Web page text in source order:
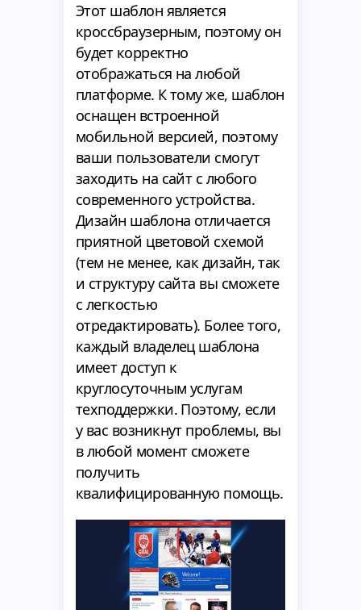
Этот шаблон является
кроссбраузерным, поэтому он
будет корректно
отображаться на любой
платформе. К тому же, шаблон
оснащен встроенной
мобильной версией, поэтому
ваши пользователи смогут
заходить на сайт с любого
современного устройства.
Дизайн шаблона отличается
приятной цветовой схемой
(тем не менее, как дизайн, так
и структуру сайта вы сможете
с легкостью
отредактировать). Более того,
каждый владелец шаблона
имеет доступ к
круглосуточным услугам
техподдержки. Поэтому, если
у вас возникнут проблемы, вы
в любой момент сможете
получить
квалифицированную помощь.